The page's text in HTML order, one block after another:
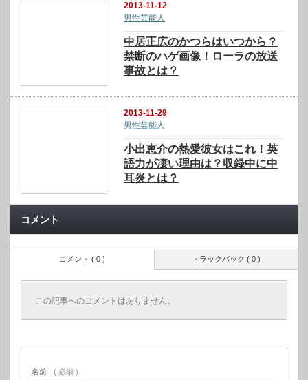
2013-11-12
男性芸能人
中居正広のかつらはいつから？
禁断のハゲ画像！ローラの放送
事故とは？
2013-11-29
男性芸能人
小出恵介の熱愛彼女はこれ！英
語力が凄い理由は？収録中に中
耳炎とは？
コメント
トラックバック ( 0 )
コメント ( 0 )
この記事へのコメントはありません。
名前 ( 必須 )